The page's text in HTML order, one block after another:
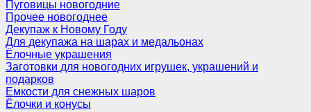
Пуговицы новогодние
Прочее новогоднее
Декупаж к Новому Году
Для декупажа на шарах и медальонах
Ёлочные украшения
Заготовки для новогодних игрушек, украшений и
подарков
Емкости для снежных шаров
Ёлочки и конусы